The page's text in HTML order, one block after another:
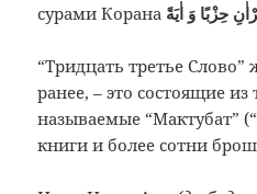
сурами Корана حِزْبًا وَ اٰيَةً
“Тридцать третье
ранее, – это состоящие
называемые “Мактубат”
книги и более сотни